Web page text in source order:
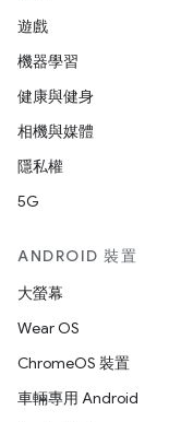
遊戲
機器學習
健康與健身
相機與媒體
隱私權
5G
ANDROID 裝置
大螢幕
Wear OS
ChromeOS 裝置
車輛專用 Android